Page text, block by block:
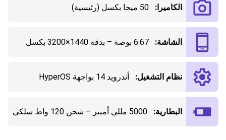
الكاميرا: 50 ميجا بكسل (رئيسية)
الشاشة: 6.67 بوصة – بدقة 1440×3200 بكسل
نظام التشغيل: أندرويد 14 بواجهة HyperOS
البطارية: 5000 مللي أمبير – شحن 120 واط سلكي